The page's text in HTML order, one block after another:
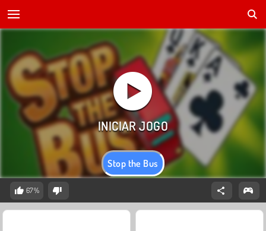
Stop the Bus
67%